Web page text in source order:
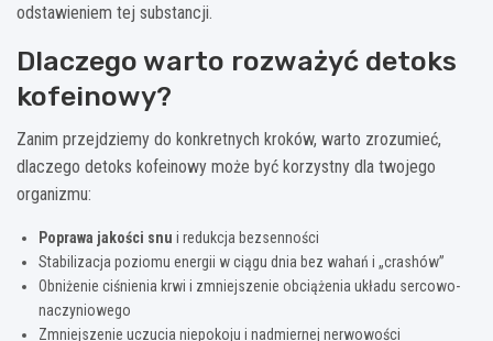
odstawieniem tej substancji.
Dlaczego warto rozważyć detoks
kofeinowy?
Zanim przejdziemy do konkretnych kroków, warto zrozumieć,
dlaczego detoks kofeinowy może być korzystny dla twojego
organizmu:
Poprawa jakości snu i redukcja bezsenności
Stabilizacja poziomu energii w ciągu dnia bez wahań i „crashów”
Obniżenie ciśnienia krwi i zmniejszenie obciążenia układu sercowo-
naczyniowego
Zmniejszenie uczucia niepokoju i nadmiernej nerwowości